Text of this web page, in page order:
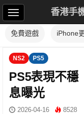
香港手
免費遊戲 iPhone
NS2 PS5
PS5表現不穩
息曝光
2026-04-16 8528